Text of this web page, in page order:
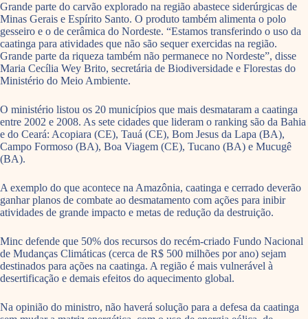
Grande parte do carvão explorado na região abastece siderúrgicas de
Minas Gerais e Espírito Santo. O produto também alimenta o polo
gesseiro e o de cerâmica do Nordeste. “Estamos transferindo o uso da
caatinga para atividades que não são sequer exercidas na região.
Grande parte da riqueza também não permanece no Nordeste”, disse
Maria Cecília Wey Brito, secretária de Biodiversidade e Florestas do
Ministério do Meio Ambiente.
O ministério listou os 20 municípios que mais desmataram a caatinga
entre 2002 e 2008. As sete cidades que lideram o ranking são da Bahia
e do Ceará: Acopiara (CE), Tauá (CE), Bom Jesus da Lapa (BA),
Campo Formoso (BA), Boa Viagem (CE), Tucano (BA) e Mucugê
(BA).
A exemplo do que acontece na Amazônia, caatinga e cerrado deverão
ganhar planos de combate ao desmatamento com ações para inibir
atividades de grande impacto e metas de redução da destruição.
Minc defende que 50% dos recursos do recém-criado Fundo Nacional
de Mudanças Climáticas (cerca de R$ 500 milhões por ano) sejam
destinados para ações na caatinga. A região é mais vulnerável à
desertificação e demais efeitos do aquecimento global.
Na opinião do ministro, não haverá solução para a defesa da caatinga